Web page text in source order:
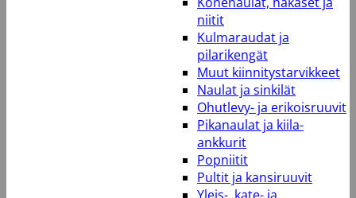
niitit
Kulmaraudat ja
pilarikengät
Muut kiinnitystarvikkeet
Naulat ja sinkilät
Ohutlevy- ja erikoisruuvit
Pikanaulat ja kiila-
ankkurit
Popniitit
Pultit ja kansiruuvit